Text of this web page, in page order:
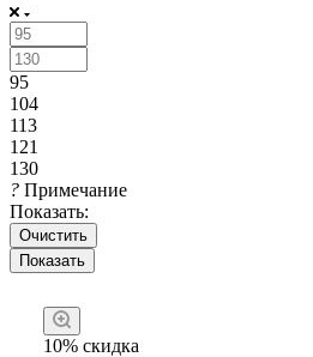
95
104
113
121
130
? Примечание
Показать:
Очистить
10% скидка